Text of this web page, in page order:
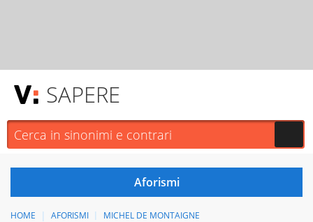
SAPERE
HOME AFORISMI MICHEL DE MONTAIGNE